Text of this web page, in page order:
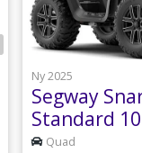
1
Ny 2025
Segway
Standard
Quad